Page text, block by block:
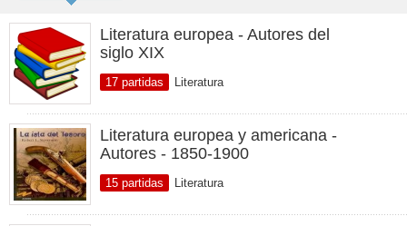
Literatura europea - Autores del
siglo XIX
17 partidas Literatura
Literatura europea y americana -
Autores - 1850-1900
15 partidas Literatura